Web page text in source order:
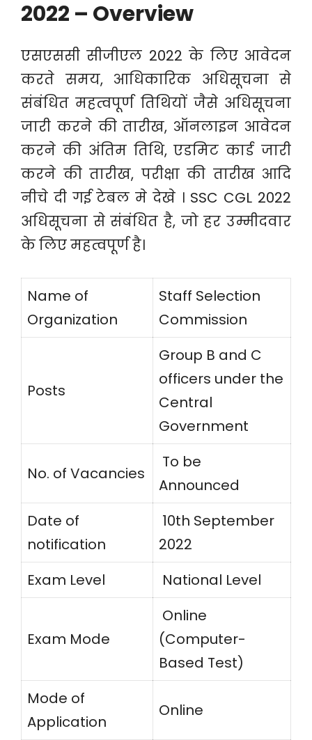
2022 – Overview
एसएससी सीजीएल 2022 के लिए आवेदन
करते समय, आधिकारिक अधिसूचना से
संबंधित महत्वपूर्ण तिथियों जैसे अधिसूचना
जारी करने की तारीख, ऑनलाइन आवेदन
करने की अंतिम तिथि, एडमिट कार्ड जारी
करने की तारीख, परीक्षा की तारीख आदि
नीचे दी गई टेबल मे देखे । SSC CGL 2022
अधिसूचना से संबंधित है, जो हर उम्मीदवार
के लिए महत्वपूर्ण है।
Name of
Organization
Staff Selection
Commission
Posts
Group B and C
officers under the
Central
Government
No. of Vacancies
To be
Announced
Date of
notification
10th September
2022
Exam Level
National Level
Exam Mode
Online
(Computer-
Based Test)
Mode of
Application
Online